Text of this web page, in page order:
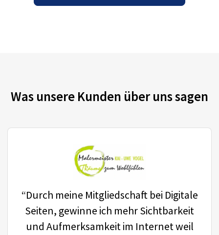
Was unsere Kunden über uns sagen
“Durch meine Mitgliedschaft bei Digitale
Seiten, gewinne ich mehr Sichtbarkeit
und Aufmerksamkeit im Internet weil